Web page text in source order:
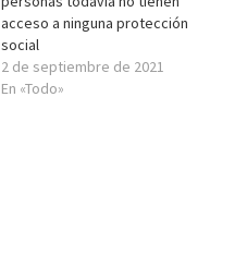
acceso a ninguna protección
social
2 de septiembre de 2021
En «Todo»